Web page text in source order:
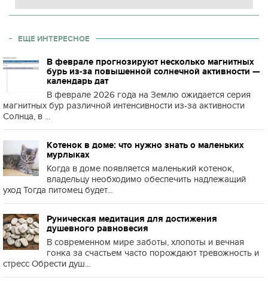
ЕЩЕ ИНТЕРЕСНОЕ
В феврале прогнозируют несколько магнитных
бурь из-за повышенной солнечной активности —
календарь дат
В феврале 2026 года на Землю ожидается серия
магнитных бур различной интенсивности из-за активности
Солнца, в ...
Котенок в доме: что нужно знать о маленьких
мурлыках
Когда в доме появляется маленький котенок,
владельцу необходимо обеспечить надлежащий
уход Тогда питомец будет...
Руническая медитация для достижения
душевного равновесия
В современном мире заботы, хлопоты и вечная
гонка за счастьем часто порождают тревожность и
стресс Обрести душ...